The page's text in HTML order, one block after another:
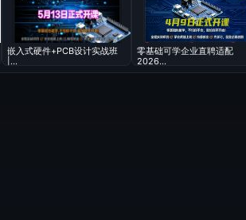
嵌入式硬件+PCB设计实战班
|...
零基础可学企业直聘适配
2026...